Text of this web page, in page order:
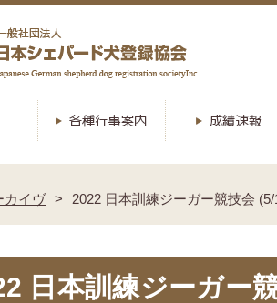
カイヴ 2022 日本訓練ジーガー競技会
日本訓練ジーガー